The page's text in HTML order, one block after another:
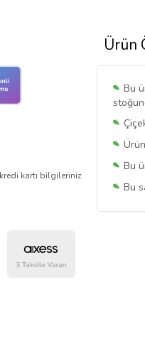
Ürün
Bu
Bu
Bu
Bu
kartı bilgileriniz